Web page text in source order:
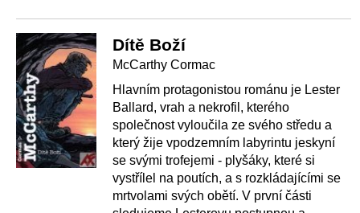
Dítě Boží
McCarthy Cormac
Hlavním protagonistou románu je Lester
Ballard, vrah a nekrofil, kterého
společnost vyloučila ze svého středu a
který žije vpodzemním labyrintu jeskyní
se svými trofejemi - plyšáky, které si
vystřílel na poutích, a s rozkládajícími se
mrtvolami svých obětí. V první části